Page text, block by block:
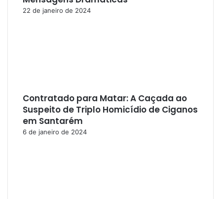
22 de janeiro de 2024
Contratado para Matar: A Caçada ao
Suspeito de Triplo Homicídio de Ciganos
em Santarém
6 de janeiro de 2024